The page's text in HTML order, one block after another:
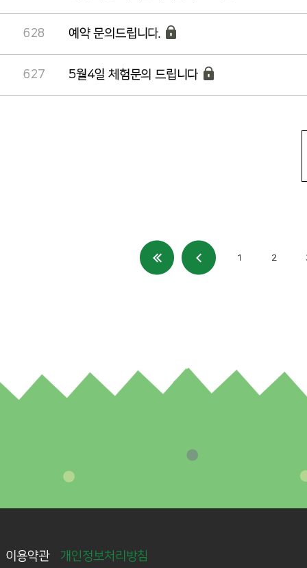
628 예약 문의드립니다.
627 5월4일 체험문의 드립니다
1 2
이용약관 개인정보처리방침